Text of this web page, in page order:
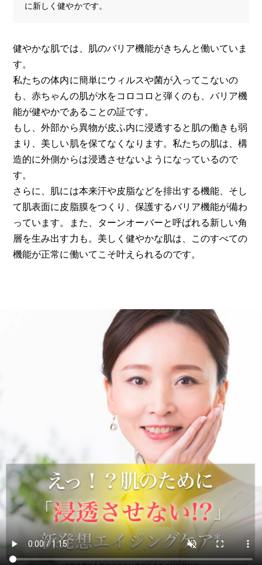
に新しく健やかです。
健やかな肌では、肌のバリア機能がきちんと働いていま
す。
私たちの体内に簡単にウィルスや菌が入ってこないの
も、赤ちゃんの肌が水をコロコロと弾くのも、バリア機
能が健やかであることの証です。
もし、外部から異物が皮ふ内に浸透すると肌の働きも弱
まり、美しい肌を保てなくなります。私たちの肌は、構
造的に外側からは浸透させないようになっているので
す。
さらに、肌には本来汗や皮脂などを排出する機能、そし
て肌表面に皮脂膜をつくり、保護するバリア機能が備わ
っています。また、ターンオーバーと呼ばれる新しい角
層を生み出す力も。美しく健やかな肌は、このすべての
機能が正常に働いてこそ叶えられるのです。